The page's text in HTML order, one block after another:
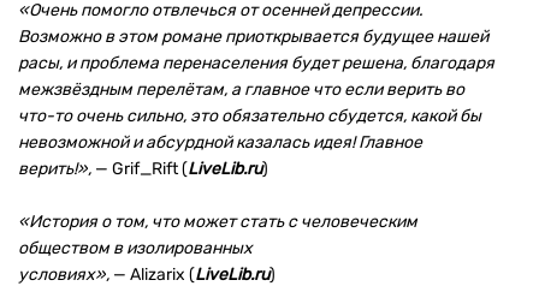
«Очень помогло отвлечься от осенней депрессии.
Возможно в этом романе приоткрывается будущее нашей
расы, и проблема перенаселения будет решена, благодаря
межзвёздным перелётам, а главное что если верить во
что-то очень сильно, это обязательно сбудется, какой бы
невозможной и абсурдной казалась идея! Главное
верить!», — Grif_Rift (LiveLib.ru)
«История о том, что может стать с человеческим
обществом в изолированных
условиях», — Alizarix (LiveLib.ru)